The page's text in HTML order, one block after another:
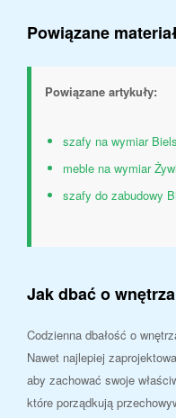
Powiązane
Powiązane artykuły:
szafy na wymiar
meble na wymiar
szafy do zabudowy
Jak dbać o
Codzienna dbałość o
Nawet najlepiej
aby zachować swoje
które porządkują